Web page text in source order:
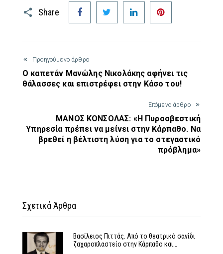
Share
Facebook Twitter LinkedIn
Προηγούμενο άρθρο
Ο καπετάν Μανώλης Νικολάκης αφήνει τις
θάλασσες και επιστρέφει στην Κάσο του!
Έπόμενο άρθρο
ΜΑΝΟΣ ΚΟΝΣΟΛΑΣ: «H Πυροσβεστική
Υπηρεσία πρέπει να μείνει στην Κάρπαθο. Να
βρεθεί η βέλτιστη λύση για το στεγαστικό
πρόβλημα»
Σχετικά Άρθρα
Βασίλειος Πιττάς. Από το θεατρικό σανίδι
ζαχαροπλαστείο στην Κάρπαθο και…